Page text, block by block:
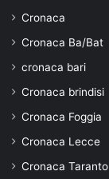
Cronaca
Cronaca Ba/Bat
cronaca bari
Cronaca brindisi
Cronaca Foggia
Cronaca Lecce
Cronaca Taranto